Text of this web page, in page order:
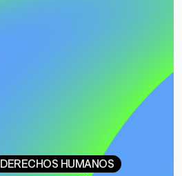
DERECHOS HUMANOS